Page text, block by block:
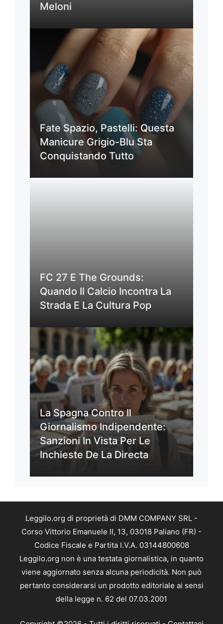
Meloni
Fate Spazio, Pastelli: Questa
Manicure Grigio-Blu Sta
Conquistando Tutto
FC 27 E The Grounds:
Quando Il Calcio Incontra La
Strada E La Cultura Pop
La Spagna Contro Il
Giornalismo Indipendente:
Sanzioni In Vista Per Le
Inchieste De La Directa
Leggilo.org di proprietà di DMM COMPANY SRL -
Corso Vittorio Emanuele II, 13, 03018 Paliano (FR) -
Codice Fiscale e Partita I.V.A. 03144800608
Leggilo.org non è una testata giornalistica, in quanto
viene aggiornato senza alcuna periodicità. Non può
pertanto considerarsi un prodotto editoriale ai sensi
della legge n. 62 del 07.03.2001